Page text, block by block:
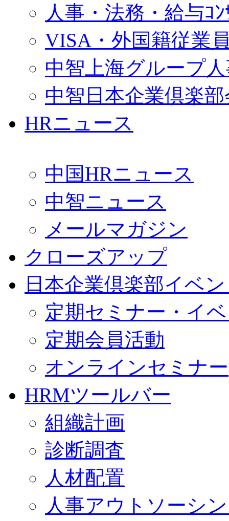
人事・法務・給与ｺﾝ
VISA・外国籍従業
中智上海グループ
中智日本企業倶楽
HRニュース
中国HRニュース
中智ニュース
メールマガジン
クローズアップ
日本企業倶楽部イベ
定期セミナー・イ
定期会員活動
オンラインセミナー
HRMツールバー
組織計画
診断調査
人材配置
人事アウトソーシ